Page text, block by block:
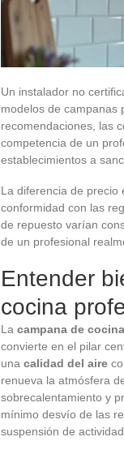
Un instalador no
modelos de campanas
recomendaciones, las
competencia de un
establecimientos a
La diferencia de precio
conformidad con las
de repuesto varían
de un profesional
Entender
cocina
La campana de cocina
convierte en el pilar
una calidad del aire
renueva la atmósfera
sobrecalentamiento y
mínimo desvío de las
suspensión de